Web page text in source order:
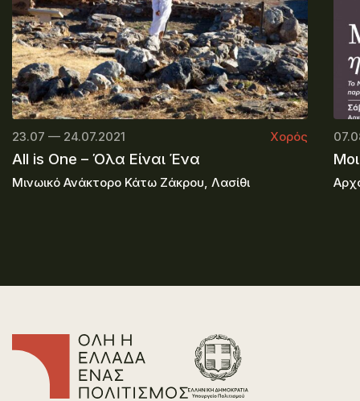
23.07 — 24.07.2021 Χορός
All is One – Όλα Είναι Ένα
Μινωικό Ανάκτορο Κάτω Ζάκρου, Λασίθι